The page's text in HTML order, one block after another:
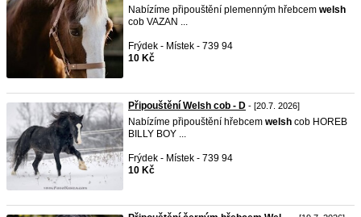
Nabízíme připouštění plemenným hřebcem welsh
cob VAZAN ...
Frýdek - Místek - 739 94
10 Kč
Připouštění Welsh cob - D - [20.7. 2026]
Nabízíme připouštění hřebcem welsh cob HOREB
BILLY BOY ...
Frýdek - Místek - 739 94
10 Kč